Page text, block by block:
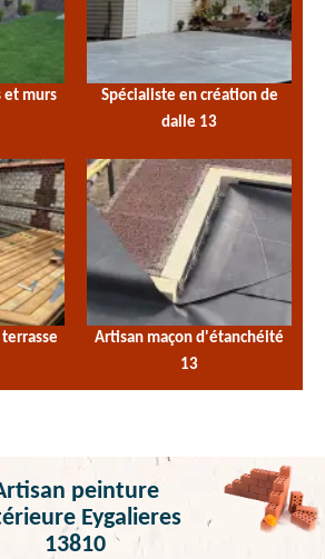
et murs
Spécialiste en création de
dalle 13
Artisan maçon d'étanchéité
13
peinture
Eygalieres
13810